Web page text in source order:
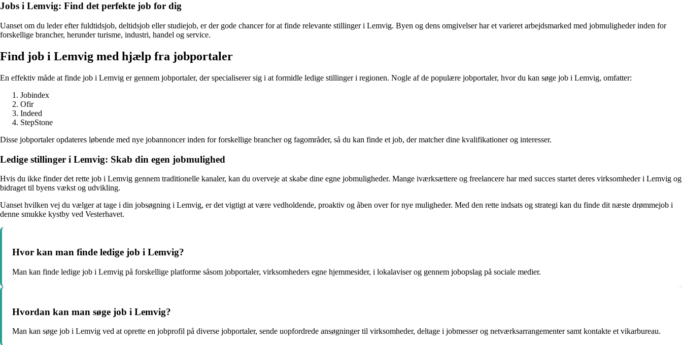
Jobs i Lemvig: Find det perfekte job for dig
Uanset om du leder efter fuldtidsjob, deltidsjob eller studiejob, er der gode chancer for at finde relevante stillinger i Lemvig. Byen og dens omgivelser har et varieret arbejdsmarked med jobmuligheder inden for
forskellige brancher, herunder turisme, industri, handel og service.
Find job i Lemvig med hjælp fra jobportaler
En effektiv måde at finde job i Lemvig er gennem jobportaler, der specialiserer sig i at formidle ledige stillinger i regionen. Nogle af de populære jobportaler, hvor du kan søge job i Lemvig, omfatter:
Jobindex
Ofir
Indeed
StepStone
Disse jobportaler opdateres løbende med nye jobannoncer inden for forskellige brancher og fagområder, så du kan finde et job, der matcher dine kvalifikationer og interesser.
Ledige stillinger i Lemvig: Skab din egen jobmulighed
Hvis du ikke finder det rette job i Lemvig gennem traditionelle kanaler, kan du overveje at skabe dine egne jobmuligheder. Mange iværksættere og freelancere har med succes startet deres virksomheder i Lemvig og
bidraget til byens vækst og udvikling.
Uanset hvilken vej du vælger at tage i din jobsøgning i Lemvig, er det vigtigt at være vedholdende, proaktiv og åben over for nye muligheder. Med den rette indsats og strategi kan du finde dit næste drømmejob i
denne smukke kystby ved Vesterhavet.
Hvor kan man finde ledige job i Lemvig?
Man kan finde ledige job i Lemvig på forskellige platforme såsom jobportaler, virksomheders egne hjemmesider, i lokalaviser og gennem jobopslag på sociale medier.
Hvordan kan man søge job i Lemvig?
Man kan søge job i Lemvig ved at oprette en jobprofil på diverse jobportaler, sende uopfordrede ansøgninger til virksomheder, deltage i jobmesser og netværksarrangementer samt kontakte et vikarbureau.